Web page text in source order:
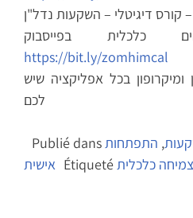
קורס דיגיטלי – השקעות נדל"ן –
https://bit.ly/zomhimcal
בכל אפליקציה שיש
לכם
Publié dans , התפתחות
אישית Étiquetéצמיחה כלכלית